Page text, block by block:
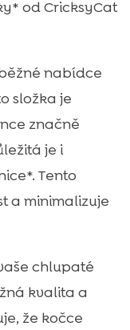
od CricksyCat
nabídce
složka je
značně
je i
Tento
a minimalizuje
chlupaté
kvalita a
že kočce